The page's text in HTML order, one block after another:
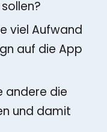
viel Aufwand
auf die App
andere die
und damit